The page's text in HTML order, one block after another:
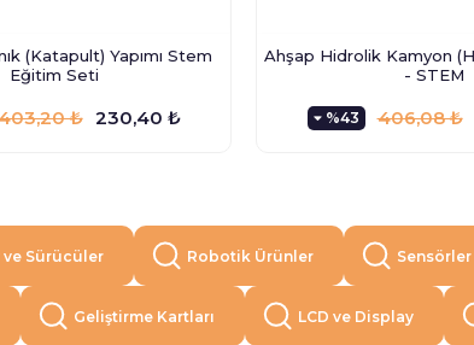
(Katapult) Yapımı Stem
Eğitim Seti
230,40 ₺
₺
Ahşap Hidrolik Kamyon
- STEM
%43 406,08 ₺
ve Sürücüler Robotik Ürünler Sensörler
Geliştirme Kartları LCD ve Display